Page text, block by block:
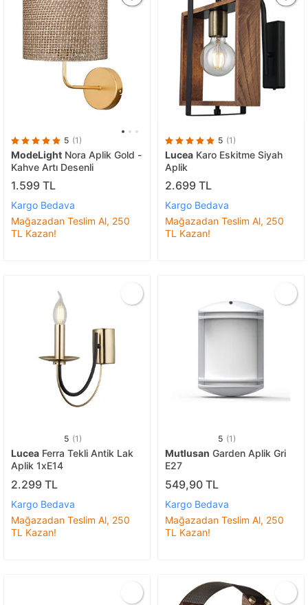
5 (1)
ModeLight Nora Aplik Gold -
Kahve Artı Desenli
1.599 TL
Kargo Bedava
Mağazadan Teslim Al, 250
TL Kazan!
5 (1)
Lucea Karo Eskitme Siyah
Aplik
2.699 TL
Kargo Bedava
Mağazadan Teslim Al, 250
TL Kazan!
5 (1)
Lucea Ferra Tekli Antik Lak
Aplik 1xE14
2.299 TL
Kargo Bedava
Mağazadan Teslim Al, 250
TL Kazan!
5 (1)
Mutlusan Garden Aplik Gri
E27
549,90 TL
Kargo Bedava
Mağazadan Teslim Al, 250
TL Kazan!